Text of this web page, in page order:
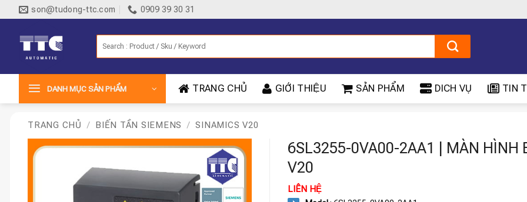
qua
son@tudong-ttc.com 0909 39 30 31
DANH MỤC SẢN PHẨM TRANG CHỦ GIỚI THIỆU SẢN PHẨM DICH VỤ TIN
TRANG CHỦ / BIẾN TẦN SIEMENS / SINAMICS V20
6SL3255-0VA00-2AA1 | MÀN HÌNH
V20
LIÊN HỆ